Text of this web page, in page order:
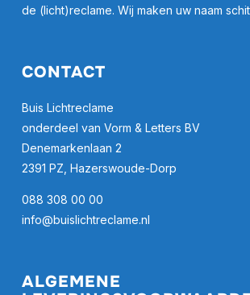
de (licht)reclame. Wij maken uw naam
CONTACT
Buis Lichtreclame
onderdeel van Vorm & Letters BV
Denemarkenlaan 2
2391 PZ, Hazerswoude-Dorp
088 308 00 00
info@buislichtreclame.nl
ALGEMENE